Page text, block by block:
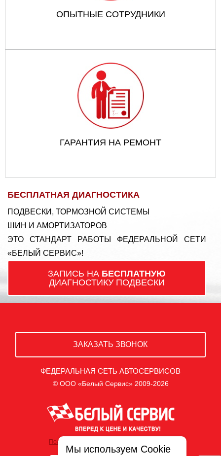
ОПЫТНЫЕ СОТРУДНИКИ
ГАРАНТИЯ НА РЕМОНТ
БЕСПЛАТНАЯ ДИАГНОСТИКА
ПОДВЕСКИ, ТОРМОЗНОЙ СИСТЕМЫ
ШИН И АМОРТИЗАТОРОВ
ЭТО СТАНДАРТ РАБОТЫ ФЕДЕРАЛЬНОЙ СЕТИ
«БЕЛЫЙ СЕРВИС»!
ЗАПИСЬ НА БЕСПЛАТНУЮ
ДИАГНОСТИКУ ПОДВЕСКИ
ЗАКАЗАТЬ ЗВОНОК
ФЕДЕРАЛЬНАЯ СЕТЬ АВТОСЕРВИСОВ
© ООО «Белый Сервис» 2009-2026
Политика обработки персональных данных
Мы используем Cookie